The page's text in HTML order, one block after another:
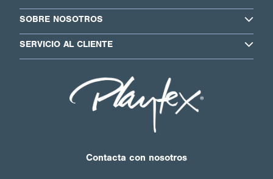
SOBRE NOSOTROS
SERVICIO AL CLIENTE
Contacta con nosotros